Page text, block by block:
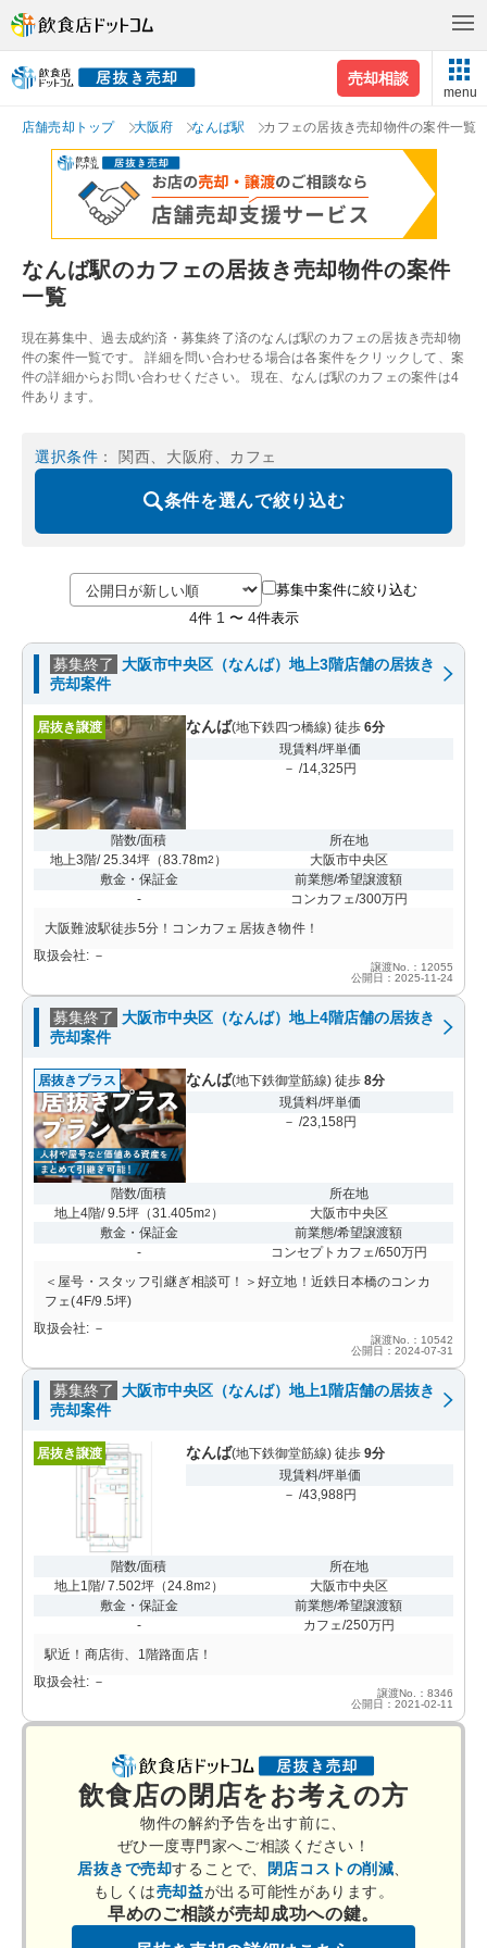
売却相談
menu
店舗売却トップ 大阪府 なんば駅 カフェの居抜き売却物件の案件一覧
なんば駅のカフェの居抜き売却物件の案件
一覧
現在募集中、過去成約済・募集終了済のなんば駅のカフェの居抜き売却物
件の案件一覧です。 詳細を問い合わせる場合は各案件をクリックして、案
件の詳細からお問い合わせください。 現在、なんば駅のカフェの案件は4
件あります。
選択条件 ： 関西、大阪府、カフェ
条件を選んで絞り込む
募集中案件に絞り込む
4件 1 〜 4件表示
募集終了
大阪市中央区（なんば）地上3階店舗の居抜き
売却案件
居抜き譲渡 なんば(地下鉄四つ橋線) 徒歩 6分
現賃料/坪単価
－ /14,325円
階数/面積
地上3階/ 25.34坪 （83.78m2 ）
所在地
大阪市中央区
敷金・保証金
-
前業態/希望譲渡額
コンカフェ/300万円
大阪難波駅徒歩5分！コンカフェ居抜き物件！
取扱会社: －
譲渡No.：12055
公開日：2025-11-24
募集終了
大阪市中央区（なんば）地上4階店舗の居抜き
売却案件
居抜きプラス なんば(地下鉄御堂筋線) 徒歩 8分
現賃料/坪単価
－ /23,158円
階数/面積
地上4階/ 9.5坪（31.405m2 ）
所在地
大阪市中央区
敷金・保証金
-
前業態/希望譲渡額
コンセプトカフェ/650万円
＜屋号・スタッフ引継ぎ相談可！＞好立地！近鉄日本橋のコンカ
フェ(4F/9.5坪)
取扱会社: －
譲渡No.：10542
公開日：2024-07-31
募集終了
大阪市中央区（なんば）地上1階店舗の居抜き
売却案件
居抜き譲渡 なんば(地下鉄御堂筋線) 徒歩 9分
現賃料/坪単価
－ /43,988円
階数/面積
地上1階/ 7.502坪（24.8m2 ）
所在地
大阪市中央区
敷金・保証金
-
前業態/希望譲渡額
カフェ/250万円
駅近！商店街、1階路面店！
取扱会社: －
譲渡No.：8346
公開日：2021-02-11
飲食店の閉店をお考えの方
物件の解約予告を出す前に、
ぜひ一度専門家へご相談ください！
居抜きで売却することで、 閉店コストの削減
もしくは売却益が出る可能性があります。
早めのご相談が売却成功への鍵。